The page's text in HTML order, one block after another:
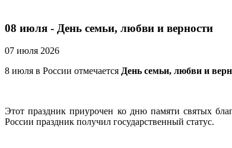
08 июля - День семьи, любви и верности
07 июля 2026
8 июля в России отмечается День семьи, любви и
Этот праздник приурочен ко дню памяти святых
России праздник получил государственный статус.